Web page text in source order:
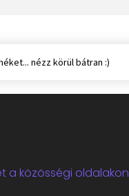
nézz körül bátran :)
a közösségi oldalakon